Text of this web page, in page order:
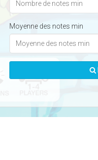
Moyenne des notes min